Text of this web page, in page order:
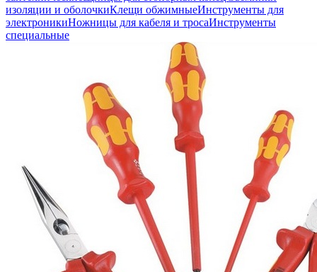
изоляции и оболочкиКлещи обжимныеИнструменты для
электроникиНожницы для кабеля и тросаИнструменты
специальные